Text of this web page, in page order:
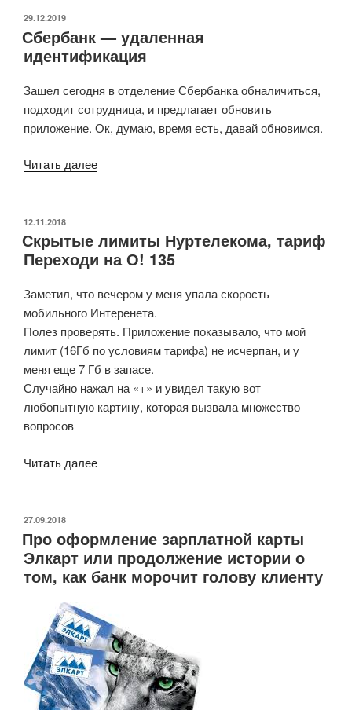
эффективна
данная
борьбы
с
вирусом
точки
ОПУБЛИКОВАНО
29.12.2019
Сбербанк — удаленная
идентификация
Зашел сегодня в отделение Сбербанка обналичиться,
подходит сотрудница, и предлагает обновить
приложение. Ок, думаю, время есть, давай обновимся.
Читать далее«Сбербанк
ОПУБЛИКОВАНО
12.11.2018
Скрытые лимиты Нуртелекома, тариф
Переходи на О! 135
Заметил, что вечером у меня упала скорость
мобильного Интеренета.
Полез проверять. Приложение показывало, что мой
лимит (16Гб по условиям тарифа) не исчерпан, и у
меня еще 7 Гб в запасе.
Случайно нажал на «+» и увидел такую вот
любопытную картину, которая вызвала множество
вопросов
Читать далее«Скрытые
Переходи
на
О!
ОПУБЛИКОВАНО
27.09.2018
Про оформление зарплатной карты
Элкарт или продолжение истории о
том, как банк морочит голову клиенту